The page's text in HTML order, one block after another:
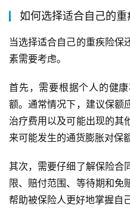
如何选择适合自己的重
当选择适合自己的重疾险保
素需要考虑。
首先，需要根据个人的健
额。通常情况下，建议保额
治疗费用以及可能出现的其
来可能发生的通货膨胀对保
其次，需要仔细了解保险合
限、赔付范围、等待期和免
帮助被保险人更好地掌握自